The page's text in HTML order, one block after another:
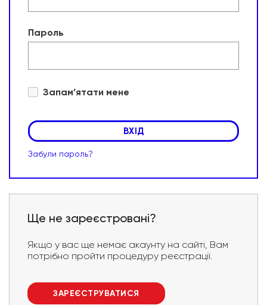
Пароль
Запам’ятати мене
ВХІД
Забули пароль?
Ще не зареєстровані?
Якщо у вас ще немає акаунту на сайті, Вам
потрібно пройти процедуру реєстрації.
ЗАРЕЄСТРУВАТИСЯ